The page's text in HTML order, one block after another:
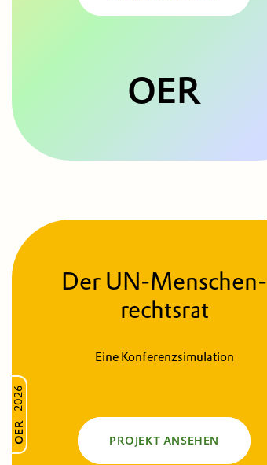
OER
OER
2026
Der UN-Menschen­
rechts­rat
Eine Konferenzsimulation
PROJEKT ANSEHEN